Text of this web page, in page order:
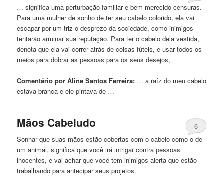
… significa uma perturbação familiar e bem merecido censuras.
Para uma mulher de sonho de ter seucabelo colorido, ela vai
escapar por um triz o desprezo da sociedade, como inimigos
tentarão arruinar sua reputação. Para ter ocabelo dela vestida,
denota que ela vai correr atrás de coisas fúteis, e usar todos os
meios para dobrar as pessoas para os seus desejos,
Comentário por Aline Santos Ferreira: … a raíz do meucabelo
estava branca e ele pintava de …
Mãos Cabeludo
6
Sonhar que suas mãos estão cobertas com ocabelo como o de
um animal, significa que você irá intrigar contra pessoas
inocentes, e vai achar que você tem inimigos alerta que estão
trabalhando para antecipar seus projetos.